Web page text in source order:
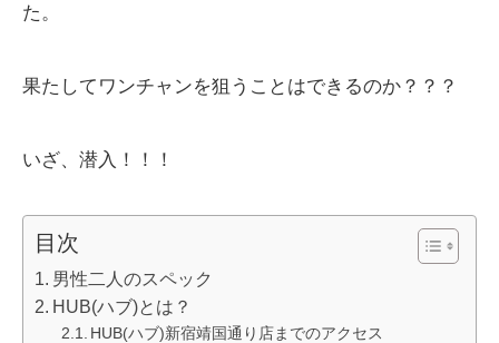
た。
果たしてワンチャンを狙うことはできるのか？？？
いざ、潜入！！！
目次
男性二人のスペック
HUB(ハブ)とは？
HUB(ハブ)新宿靖国通り店までのアクセス